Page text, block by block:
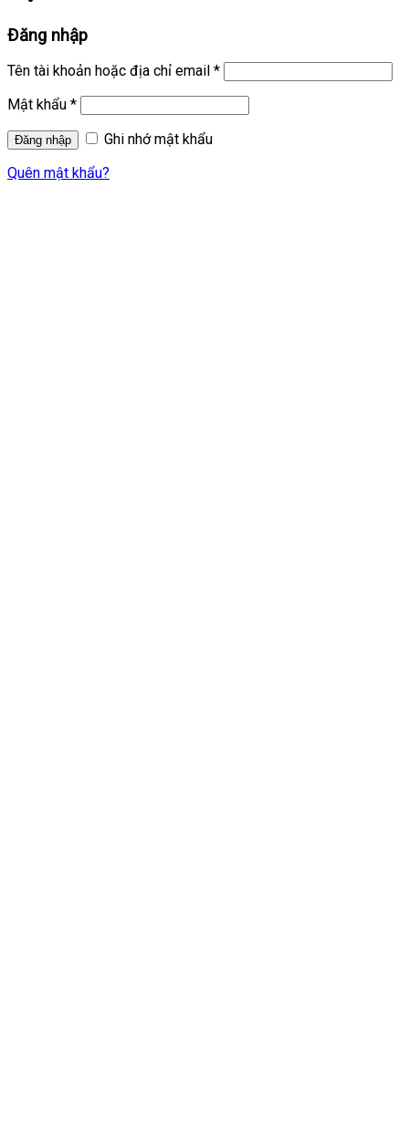
Đăng nhập
Tên tài khoản hoặc địa chỉ email *
Mật khẩu *
Ghi nhớ mật khẩu
Quên mật khẩu?